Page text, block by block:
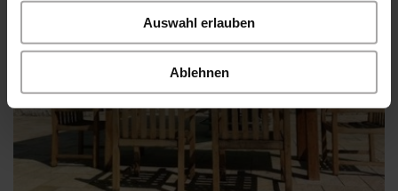
Auswahl erlauben
Ablehnen